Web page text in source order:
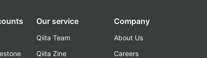
Our service
Qiita Team
Qiita Zine
Company
About Us
Careers